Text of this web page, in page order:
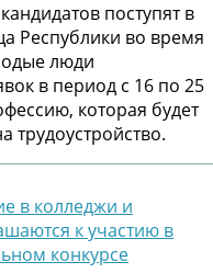
поступят в
Республики во время
люди
в период с 16 по 25
которая будет
трудоустройство.